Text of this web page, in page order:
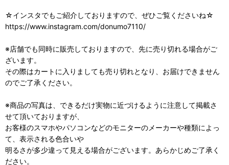
☆インスタでもご紹介しておりますので、ぜひご覧くださいね☆
https://www.instagram.com/donumo7110/
※店舗でも同時に販売しておりますので、先に売り切れる場合がご
ざいます。
その際はカートに入りましても売り切れとなり、お届けできません
のでご了承ください。
※商品の写真は、できるだけ実物に近づけるように注意して掲載さ
せて頂いておりますが、
お客様のスマホやパソコンなどのモニターのメーカーや種類によっ
て、表示される色合いや
明るさが多少違って見える場合がございます。あらかじめご了承く
ださい。